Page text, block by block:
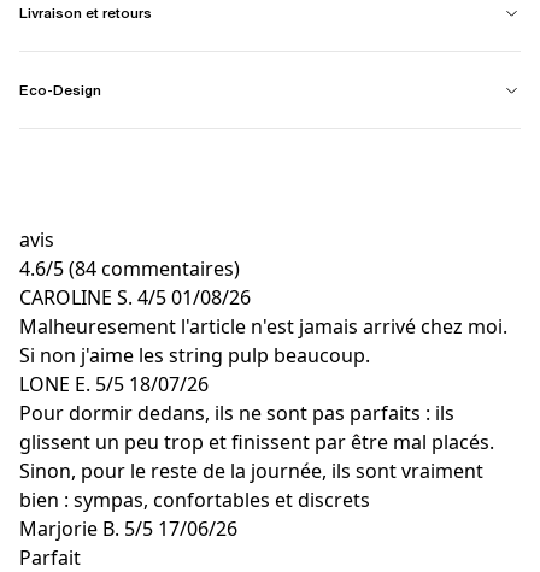
Livraison et retours
Eco-Design
avis
4.6/5(84 commentaires)
CAROLINE S. 4/501/08/26
Malheuresement l'article n'est jamais arrivé chez moi.
Si non j'aime les string pulp beaucoup.
LONE E. 5/5 18/07/26
Pour dormir dedans, ils ne sont pas parfaits : ils
glissent un peu trop et finissent par être mal placés.
Sinon, pour le reste de la journée, ils sont vraiment
bien : sympas, confortables et discrets
Marjorie B. 5/5 17/06/26
Parfait